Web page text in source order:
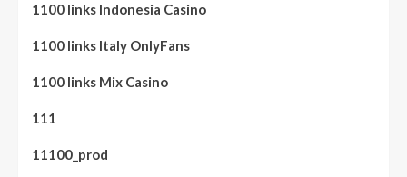
1100 links Indonesia Casino
1100 links Italy OnlyFans
1100 links Mix Casino
111
11100_prod